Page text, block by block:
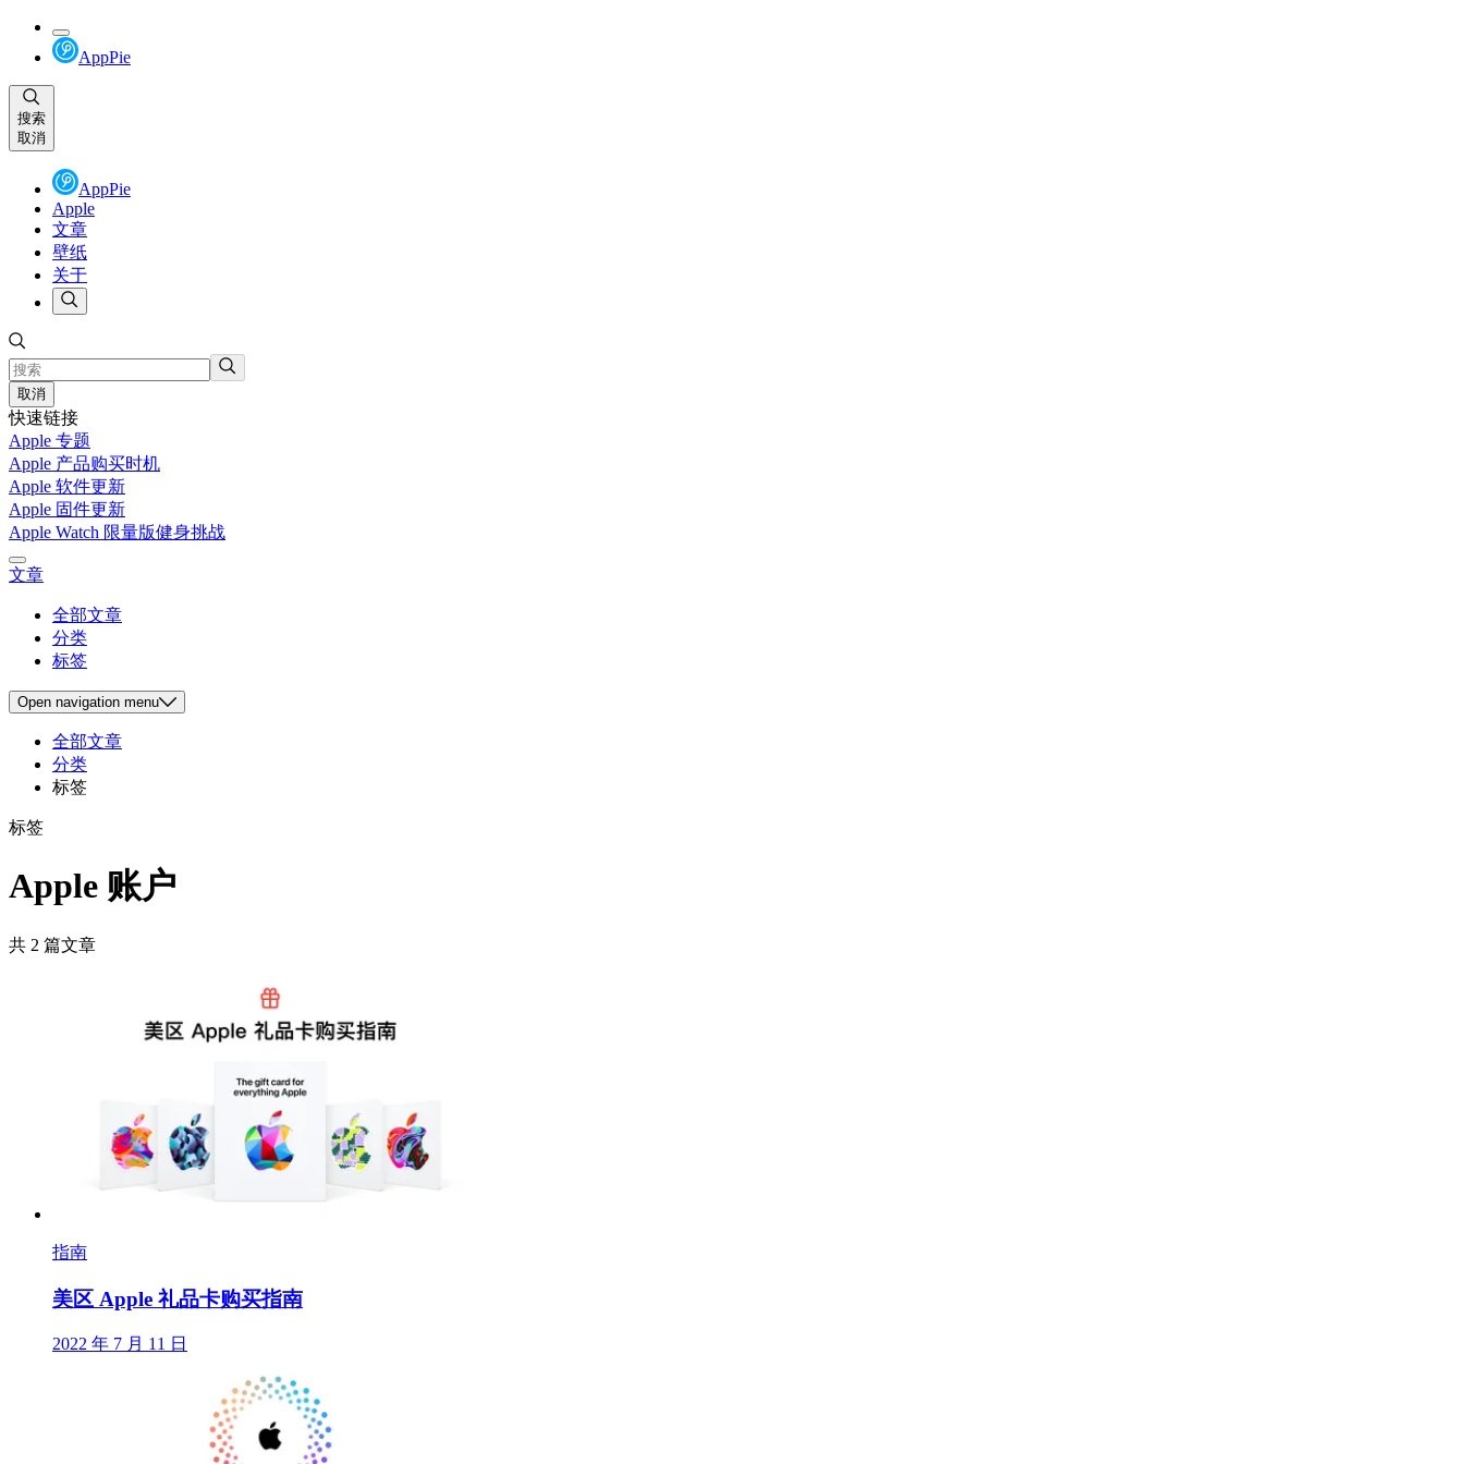
AppPie
搜索
取消
AppPie
Apple
文章
壁纸
关于
取消
快速链接
Apple 专题
Apple 产品购买时机
Apple 软件更新
Apple 固件更新
Apple Watch 限量版健身挑战
文章
全部文章
分类
标签
Open navigation menu
全部文章
分类
标签
标签
Apple 账户
共 2 篇文章
指南
美区 Apple 礼品卡购买指南
2022 年 7 月 11 日